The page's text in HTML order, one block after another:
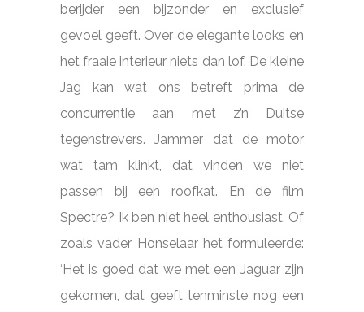
berijder een bijzonder en exclusief
gevoel geeft. Over de elegante looks en
het fraaie interieur niets dan lof. De kleine
Jag kan wat ons betreft prima de
concurrentie aan met z’n Duitse
tegenstrevers. Jammer dat de motor
wat tam klinkt, dat vinden we niet
passen bij een roofkat. En de film
Spectre? Ik ben niet heel enthousiast. Of
zoals vader Honselaar het formuleerde:
‘Het is goed dat we met een Jaguar zijn
gekomen, dat geeft tenminste nog een